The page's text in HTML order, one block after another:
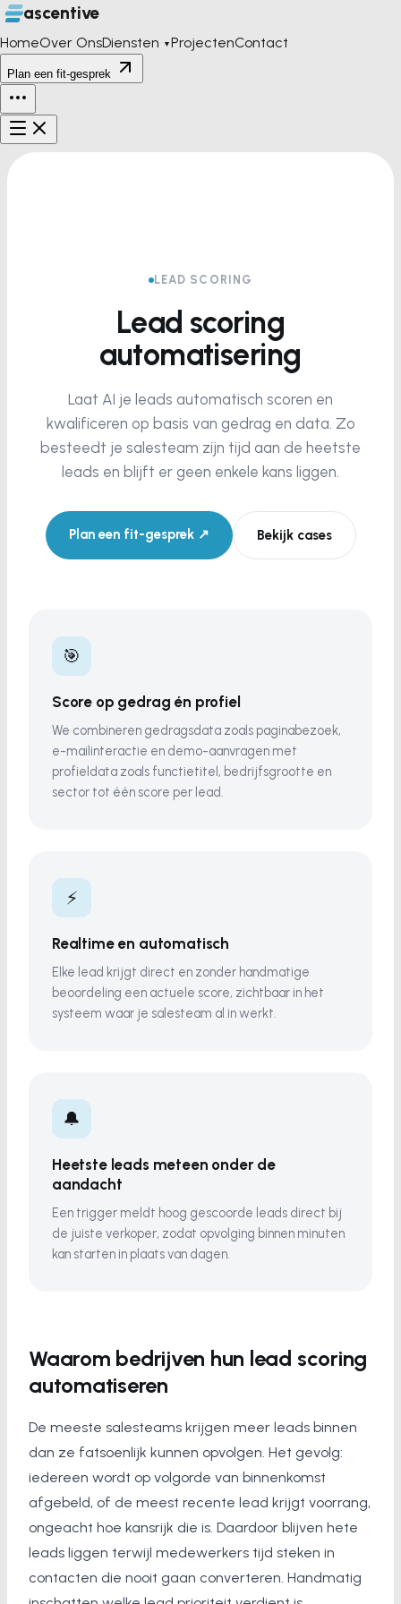
ascentive
HomeOver OnsDiensten ▼ProjectenContact
Plan een fit-gesprek
LEAD SCORING
Lead scoring
automatisering
Laat AI je leads automatisch scoren en
kwalificeren op basis van gedrag en data. Zo
besteedt je salesteam zijn tijd aan de heetste
leads en blijft er geen enkele kans liggen.
Plan een fit-gesprek ↗ Bekijk cases
🎯
Score op gedrag én profiel
We combineren gedragsdata zoals paginabezoek,
e-mailinteractie en demo-aanvragen met
profieldata zoals functietitel, bedrijfsgrootte en
sector tot één score per lead.
⚡
Realtime en automatisch
Elke lead krijgt direct en zonder handmatige
beoordeling een actuele score, zichtbaar in het
systeem waar je salesteam al in werkt.
🔔
Heetste leads meteen onder de
aandacht
Een trigger meldt hoog gescoorde leads direct bij
de juiste verkoper, zodat opvolging binnen minuten
kan starten in plaats van dagen.
Waarom bedrijven hun lead scoring
automatiseren
De meeste salesteams krijgen meer leads binnen
dan ze fatsoenlijk kunnen opvolgen. Het gevolg:
iedereen wordt op volgorde van binnenkomst
afgebeld, of de meest recente lead krijgt voorrang,
ongeacht hoe kansrijk die is. Daardoor blijven hete
leads liggen terwijl medewerkers tijd steken in
contacten die nooit gaan converteren. Handmatig